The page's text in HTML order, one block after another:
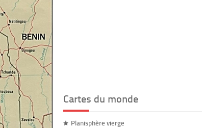
Cartes du monde
Planisphère vierge